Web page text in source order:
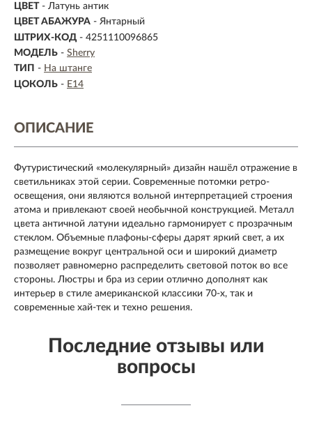
ЦВЕТ - Латунь антик
ЦВЕТ АБАЖУРА - Янтарный
ШТРИХ-КОД - 4251110096865
МОДЕЛЬ - Sherry
ТИП - На штанге
ЦОКОЛЬ - E14
ОПИСАНИЕ
Футуристический «молекулярный» дизайн нашёл отражение в
светильниках этой серии. Современные потомки ретро-
освещения, они являются вольной интерпретацией строения
атома и привлекают своей необычной конструкцией. Металл
цвета античной латуни идеально гармонирует с прозрачным
стеклом. Объемные плафоны-сферы дарят яркий свет, а их
размещение вокруг центральной оси и широкий диаметр
позволяет равномерно распределить световой поток во все
стороны. Люстры и бра из серии отлично дополнят как
интерьер в стиле американской классики 70-х, так и
современные хай-тек и техно решения.
Последние отзывы или
вопросы